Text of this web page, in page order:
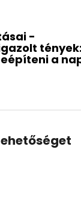
-
tények:
a